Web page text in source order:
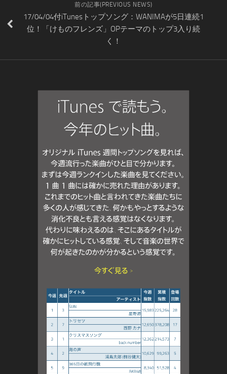
前の記事(PREVIOUS NEWS)
17/04/04付iTunesトップソング：WANIMAが5日連続1
位！「けものフレンズ」OPテーマのトップ3入り続
く！